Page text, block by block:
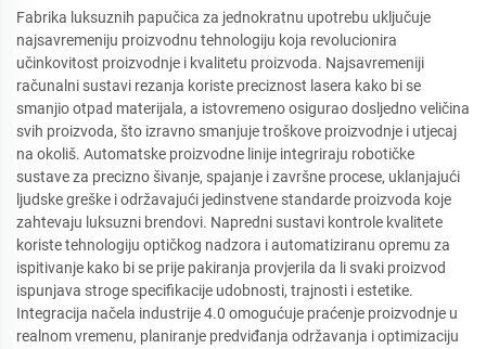
Fabrika luksuznih papučica za jednokratnu upotrebu uključuje
najsavremeniju proizvodnu tehnologiju koja revolucionira
učinkovitost proizvodnje i kvalitetu proizvoda. Najsavremeniji
računalni sustavi rezanja koriste preciznost lasera kako bi se
smanjio otpad materijala, a istovremeno osigurao dosljedno veličina
svih proizvoda, što izravno smanjuje troškove proizvodnje i utjecaj
na okoliš. Automatske proizvodne linije integriraju robotičke
sustave za precizno šivanje, spajanje i završne procese, uklanjajući
ljudske greške i održavajući jedinstvene standarde proizvoda koje
zahtevaju luksuzni brendovi. Napredni sustavi kontrole kvalitete
koriste tehnologiju optičkog nadzora i automatiziranu opremu za
ispitivanje kako bi se prije pakiranja provjerila da li svaki proizvod
ispunjava stroge specifikacije udobnosti, trajnosti i estetike.
Integracija načela industrije 4.0 omogućuje praćenje proizvodnje u
realnom vremenu, planiranje predviđanja održavanja i optimizaciju